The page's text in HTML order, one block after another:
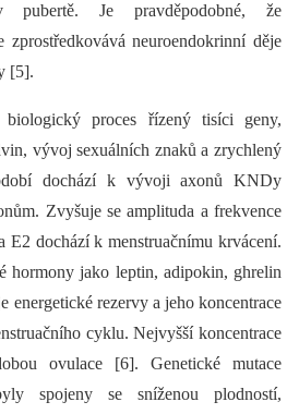
pubertě. Je pravděpodobné, že
zprostředkovává neuroendokrinní děje
[5].
proces řízený tisíci geny,
vývoj sexuálních znaků a zrychlený
dochází k vývoji axonů KNDy
Zvyšuje se amplituda a frekvence
E2 dochází k menstruačnímu krvácení.
hormony jako leptin, adipokin, ghrelin
energetické rezervy a jeho koncentrace
cyklu. Nejvyšší koncentrace
ovulace [6]. Genetické mutace
spojeny se sníženou plodností,